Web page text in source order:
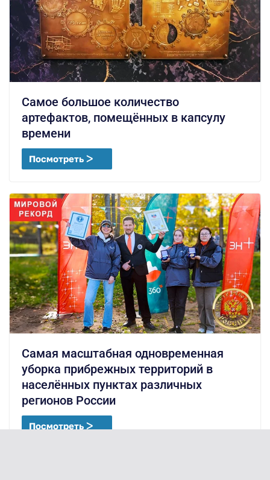
Самое большое количество
артефактов, помещённых в капсулу
времени
Посмотреть ᐳ
Самая масштабная одновременная
уборка прибрежных территорий в
населённых пунктах различных
регионов России
Посмотреть ᐳ